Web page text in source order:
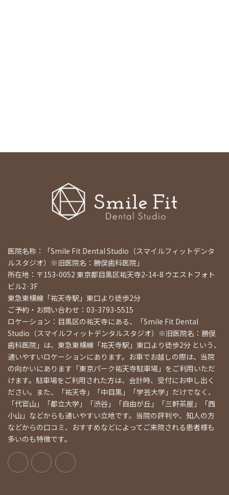
医院名称：「Smile Fit Dental Studio（スマイルフィットデンタ
ルスタジオ）※旧医院名：勝俣歯科医院」
所在地：〒153-0052 東京都目黒区祐天寺2-14-8 ウエストフォト
ビル2·3F
東急東横線「祐天寺駅」東口より徒歩2分
ご予約・お問い合わせ：03-3793-5515
ロケーション：目黒区の祐天寺にある、「Smile Fit Dental
Studio（スマイルフィットデンタルスタジオ）※旧医院名：勝俣
歯科医院」は、東急東横線「祐天寺駅」東口より徒歩2分 という、
通いやすいロケーションにあります。お車でお越しの際は、当院
の向かいにあります「東京パーク祐天寺駐車場」をご利用いただ
けます。駐車場をご利用された方は、会計時、受付にお申し出く
ださい。また、「祐天寺」「中目黒」「学芸大学」だけでなく、
「代官山」「都立大学」「渋谷」「自由が丘」「三軒茶屋」「西
小山」などからも通いやすい立地です。当院の評判や、知人の方
などからの口コミ、おすすめなどによってご来院される患者様も
多いのも特徴です。